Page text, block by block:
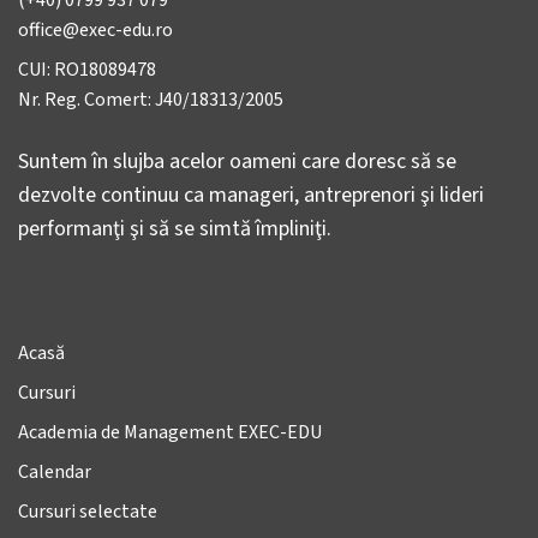
office@exec-edu.ro
CUI: RO18089478
Nr. Reg. Comert: J40/18313/2005
Suntem în slujba acelor oameni care doresc să se
dezvolte continuu ca manageri, antreprenori şi lideri
performanţi şi să se simtă împliniţi.
Acasă
Cursuri
Academia de Management EXEC-EDU
Calendar
Cursuri selectate